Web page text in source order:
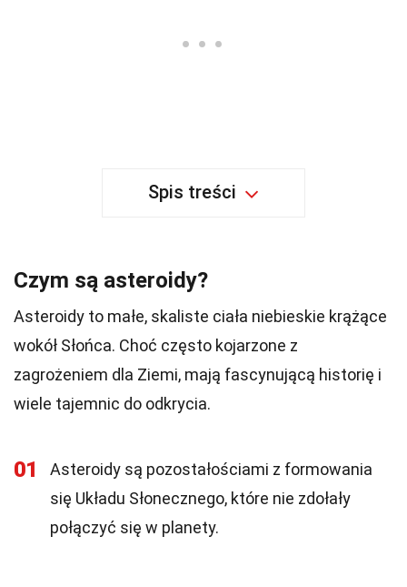
Spis treści
Czym są asteroidy?
Asteroidy to małe, skaliste ciała niebieskie krążące
wokół Słońca. Choć często kojarzone z
zagrożeniem dla Ziemi, mają fascynującą historię i
wiele tajemnic do odkrycia.
01
Asteroidy są pozostałościami z formowania
się Układu Słonecznego, które nie zdołały
połączyć się w planety.